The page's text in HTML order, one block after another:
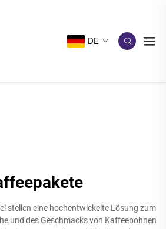
DE
stellen eine hochentwickelte Lösung zum
und des Geschmacks von Kaffeebohnen